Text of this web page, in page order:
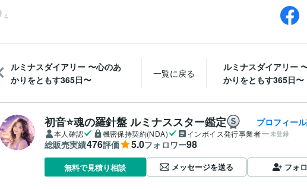
4
ルミナスダイアリー 〜心のあ
かりをともす365日〜
一覧に戻る
ルミナスダイアリー
かりをともす365日〜
初音⭐️魂の羅針盤 ルミナススター鑑定 プロフィー
本人確認 機密保持契約(NDA) インボイス発行事業者 未登録
総販売実績476評価 5.0フォロワー98
無料で見積り相談 メッセージを送る フォ